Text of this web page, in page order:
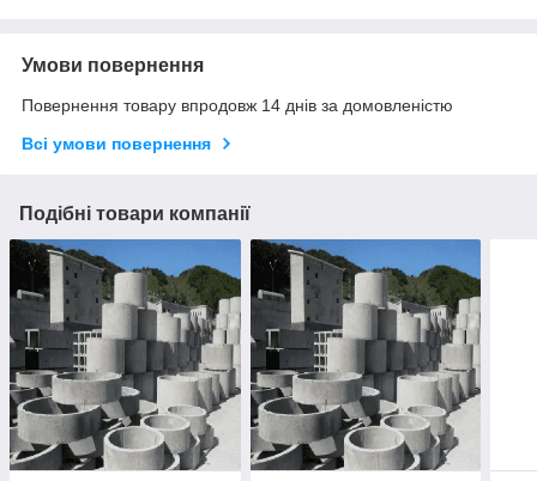
Умови повернення
Повернення товару впродовж 14 днів за домовленістю
Всі умови повернення
Подібні товари компанії